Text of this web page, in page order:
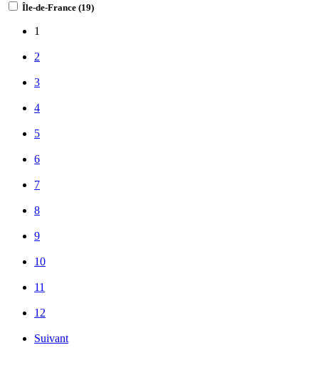
Île-de-France (19)
1
2
3
4
5
6
7
8
9
10
11
12
Suivant